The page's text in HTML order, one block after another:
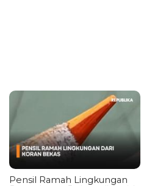
Pensil Ramah Lingkungan